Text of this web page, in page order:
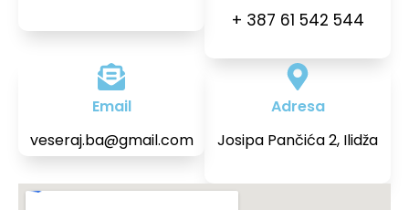
+ 387 61 542 544
Email
veseraj.ba@gmail.com
Adresa
Josipa Pančića 2, Ilidža